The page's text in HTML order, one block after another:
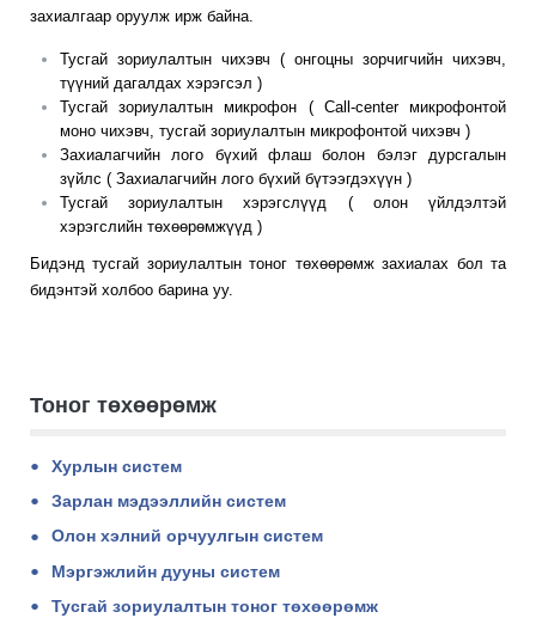
захиалгаар оруулж ирж байна.
Тусгай зориулалтын чихэвч ( онгоцны зорчигчийн чихэвч,
түүний дагалдах хэрэгсэл )
Тусгай зориулалтын микрофон ( Call-center микрофонтой
моно чихэвч, тусгай зориулалтын микрофонтой чихэвч )
Захиалагчийн лого бүхий флаш болон бэлэг дурсгалын
зүйлс ( Захиалагчийн лого бүхий бүтээгдэхүүн )
Тусгай зориулалтын хэрэгслүүд ( олон үйлдэлтэй
хэрэгслийн төхөөрөмжүүд )
Бидэнд тусгай зориулалтын тоног төхөөрөмж захиалах бол та
бидэнтэй холбоо барина уу.
Тоног төхөөрөмж
Хурлын систем
Зарлан мэдээллийн систем
Олон хэлний орчуулгын систем
Мэргэжлийн дууны систем
Тусгай зориулалтын тоног төхөөрөмж